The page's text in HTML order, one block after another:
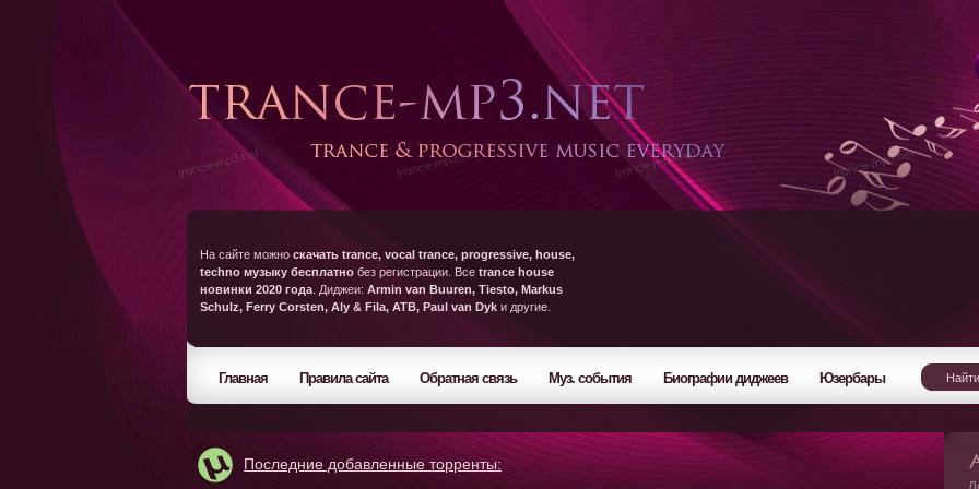
На сайте можно скачать trance, vocal trance, progressive, house,
techno музыку бесплатно без регистрации. Все trance house
новинки 2020 года . Диджеи: Armin van Buuren, Tiesto, Markus
Schulz, Ferry Corsten, Aly & Fila, ATB, Paul van Dyk и другие.
Главная Правила сайта Обратная связь Муз. события Биографии диджеев Юзербары
Последние добавленные торренты: